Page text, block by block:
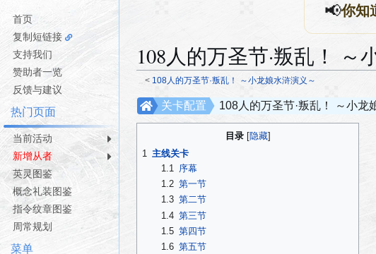
📢你知
108人的万圣节·叛乱！
< 108人的万圣节·叛乱！ ～小龙娘水浒演义～
跳
导
跳
搜
108人的万圣节·叛乱！ ～小龙
关卡配置
目录
1
主线关卡
1.1
序幕
1.2 第一节
1.3 第二节
1.4 第三节
1.5 第四节
1.6 第五节
首页
复制短链接
支持我们
赞助者一览
反馈与建议
热门页面
当前活动
新增从者
英灵图鉴
概念礼装图鉴
指令纹章图鉴
周常规划
菜单